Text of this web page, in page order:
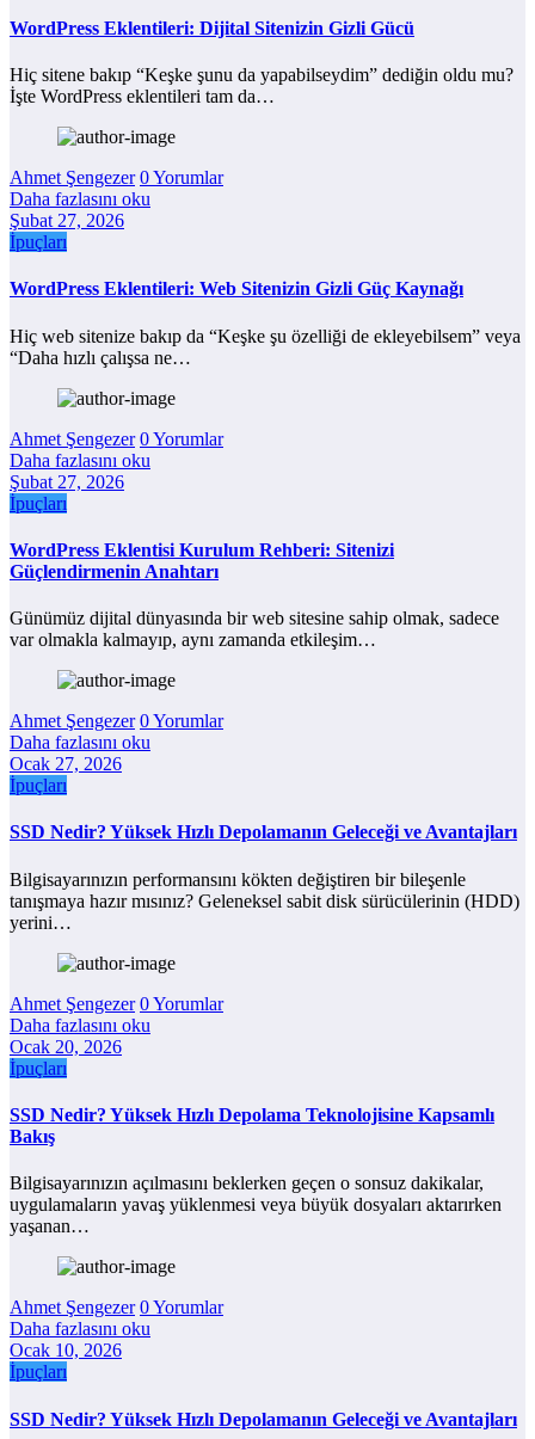
WordPress Eklentileri: Dijital Sitenizin Gizli Gücü
Hiç sitene bakıp “Keşke şunu da yapabilseydim” dediğin oldu mu?
İşte WordPress eklentileri tam da…
Ahmet Şengezer 0 Yorumlar
Daha fazlasını oku
Şubat 27, 2026
İpuçları
WordPress Eklentileri: Web Sitenizin Gizli Güç Kaynağı
Hiç web sitenize bakıp da “Keşke şu özelliği de ekleyebilsem” veya
“Daha hızlı çalışsa ne…
Ahmet Şengezer 0 Yorumlar
Daha fazlasını oku
Şubat 27, 2026
İpuçları
WordPress Eklentisi Kurulum Rehberi: Sitenizi
Güçlendirmenin Anahtarı
Günümüz dijital dünyasında bir web sitesine sahip olmak, sadece
var olmakla kalmayıp, aynı zamanda etkileşim…
Ahmet Şengezer 0 Yorumlar
Daha fazlasını oku
Ocak 27, 2026
İpuçları
SSD Nedir? Yüksek Hızlı Depolamanın Geleceği ve Avantajları
Bilgisayarınızın performansını kökten değiştiren bir bileşenle
tanışmaya hazır mısınız? Geleneksel sabit disk sürücülerinin (HDD)
yerini…
Ahmet Şengezer 0 Yorumlar
Daha fazlasını oku
Ocak 20, 2026
İpuçları
SSD Nedir? Yüksek Hızlı Depolama Teknolojisine Kapsamlı
Bakış
Bilgisayarınızın açılmasını beklerken geçen o sonsuz dakikalar,
uygulamaların yavaş yüklenmesi veya büyük dosyaları aktarırken
yaşanan…
Ahmet Şengezer 0 Yorumlar
Daha fazlasını oku
Ocak 10, 2026
İpuçları
SSD Nedir? Yüksek Hızlı Depolamanın Geleceği ve Avantajları